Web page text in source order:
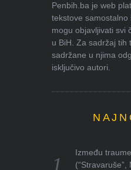
Penbih.ba je web
tekstove samostalno
mogu objavljivati svi
u BiH. Za sadržaj tih
sadržane u njima
isključivo autori.
Između
(“Stravaruše”,